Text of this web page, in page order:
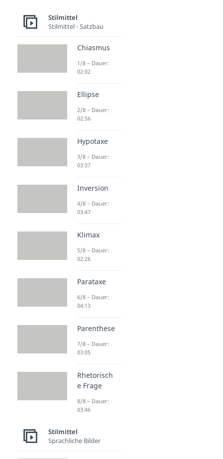
Stilmittel
Stilmittel - Satzbau
Chiasmus
1/8 – Dauer:
02:02
Ellipse
2/8 – Dauer:
02:56
Hypotaxe
3/8 – Dauer:
03:37
Inversion
4/8 – Dauer:
03:47
Klimax
5/8 – Dauer:
02:26
Parataxe
6/8 – Dauer:
04:13
Parenthese
7/8 – Dauer:
03:05
Rhetorisch
e Frage
8/8 – Dauer:
03:46
Stilmittel
Sprachliche Bilder